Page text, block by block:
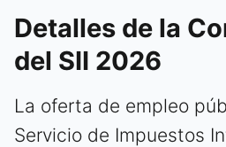
Detalles de la
del SII 2026
La oferta de empleo
Servicio de Impuestos